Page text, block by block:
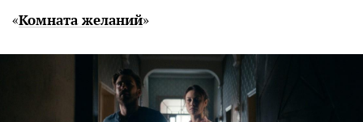
«Комната желаний»